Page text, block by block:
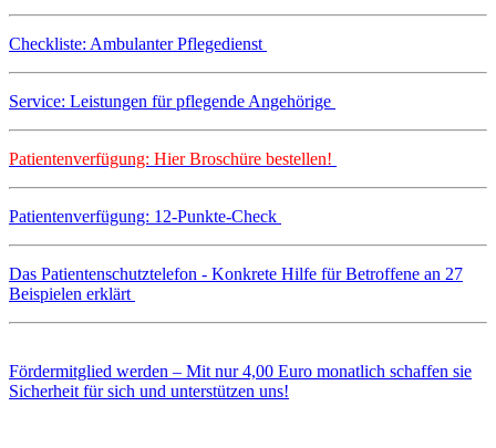
Checkliste: Ambulanter Pflegedienst
Service: Leistungen für pflegende Angehörige
Patientenverfügung: Hier Broschüre bestellen!
Patientenverfügung: 12-Punkte-Check
Das Patientenschutztelefon - Konkrete Hilfe für Betroffene an 27
Beispielen erklärt
Fördermitglied werden – Mit nur 4,00 Euro monatlich schaffen sie
Sicherheit für sich und unterstützen uns!